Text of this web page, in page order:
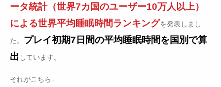
ータ統計（世界7カ国のユーザー10万人以上）
による世界平均睡眠時間ランキングを発表しまし
た。 プレイ初期7日間の平均睡眠時間を国別で算
出 しています。
それがこちら↓